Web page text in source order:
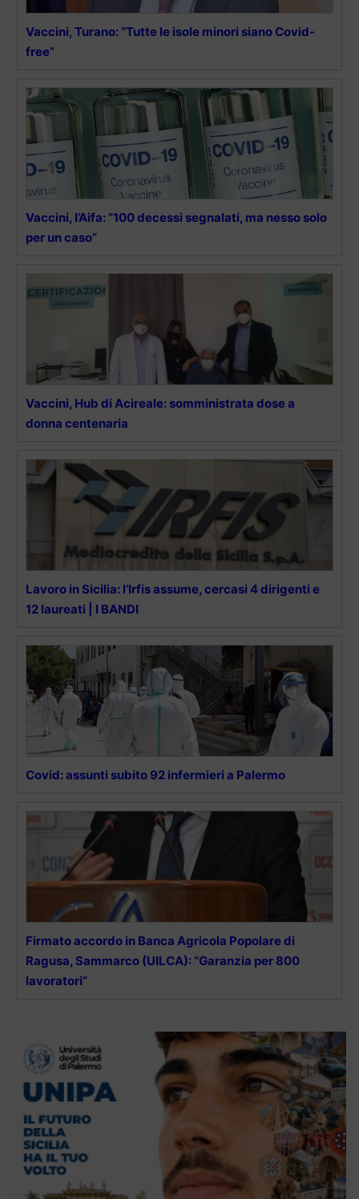
Vaccini, Turano: “Tutte le isole minori siano Covid-
free”
Vaccini, l’Aifa: “100 decessi segnalati, ma nesso solo
per un caso”
Vaccini, Hub di Acireale: somministrata dose a
donna centenaria
Lavoro in Sicilia: l’Irfis assume, cercasi 4 dirigenti e
12 laureati | I BANDI
Covid: assunti subito 92 infermieri a Palermo
Firmato accordo in Banca Agricola Popolare di
Ragusa, Sammarco (UILCA): “Garanzia per 800
lavoratori”